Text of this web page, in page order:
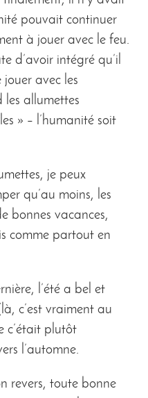
pouvait continuer
à jouer avec le feu.
d’avoir intégré qu’il
avec les
allumettes
» – l’humanité soit
je peux
qu’au moins, les
bonnes vacances,
comme partout en
l’été a bel et
c’est vraiment au
c’était plutôt
l’automne.
revers, toute bonne